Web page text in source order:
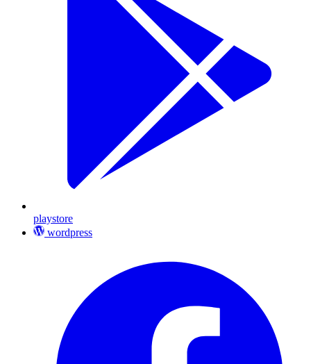
playstore
wordpress